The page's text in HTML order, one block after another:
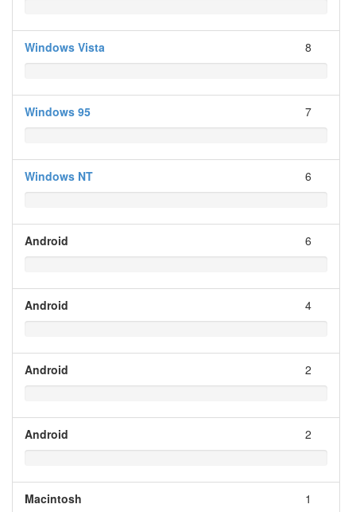
Windows Vista 8
Windows 95 7
Windows NT 6
Android 6
Android 4
Android 2
Android 2
Macintosh 1